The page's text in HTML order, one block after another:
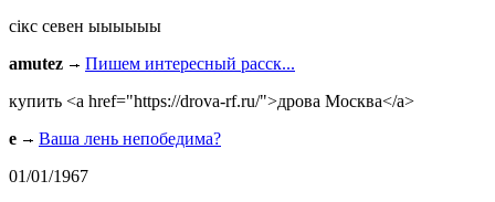
сiкс севен ыыыыыы
amutez
Пишем интересный расск...
купить <a href="https://drova-rf.ru/">дрова Москва</a>
e
Ваша лень непобедима?
01/01/1967